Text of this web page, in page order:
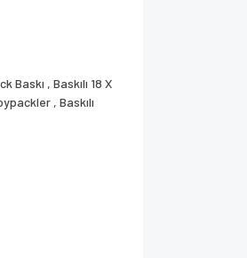
Baskı ,Baskılı 18 X
,Baskılı